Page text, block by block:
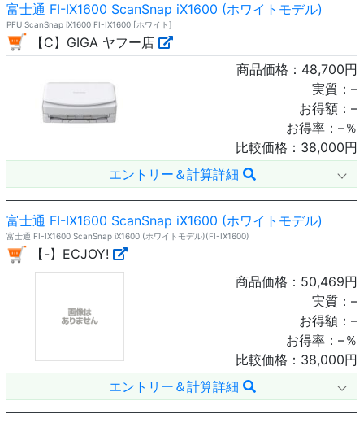
富士通 FI-IX1600 ScanSnap iX1600 (ホワイトモデル)
PFU ScanSnap iX1600 FI-IX1600 [ホワイト]
【C】GIGA ヤフー店
商品価格： 48,700円
実質： –
お得額： –
お得率： –％
比較価格： 38,000円
エントリー＆計算詳細
富士通 FI-IX1600 ScanSnap iX1600 (ホワイトモデル)
富士通 FI-IX1600 ScanSnap iX1600 (ホワイトモデル)(FI-IX1600)
【-】ECJOY!
商品価格： 50,469円
実質： –
お得額： –
お得率： –％
比較価格： 38,000円
エントリー＆計算詳細